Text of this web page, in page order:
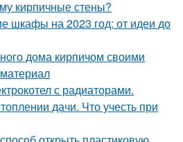
кирпичные стены?
шкафы на 2023 год: от идеи до
дома кирпичом своими
с радиаторами.
дачи. Что учесть при